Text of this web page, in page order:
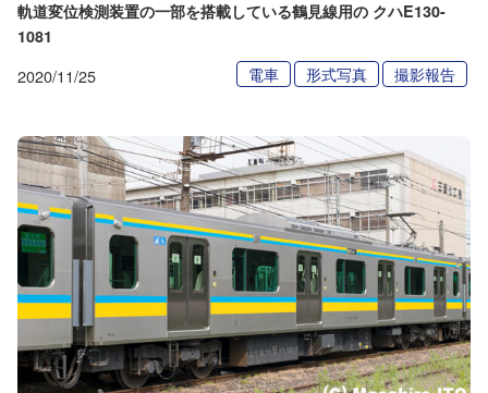
軌道変位検測装置の一部を搭載している鶴見線用の クハE130-
1081
2020/11/25 電車 形式写真 撮影報告